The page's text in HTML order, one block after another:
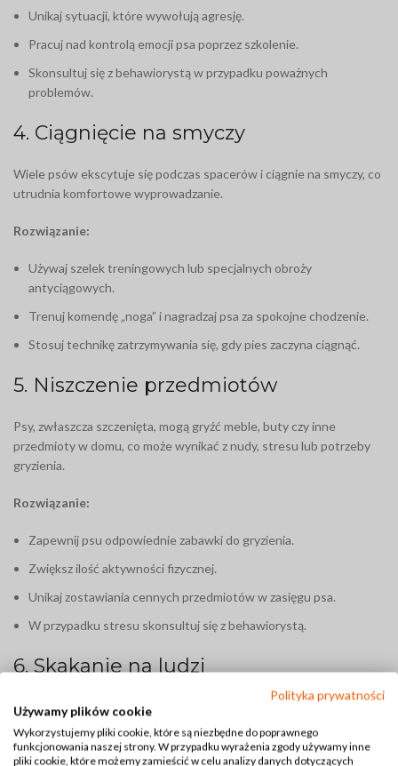
Unikaj sytuacji, które wywołują agresję.
Pracuj nad kontrolą emocji psa poprzez szkolenie.
Skonsultuj się z behawiorystą w przypadku poważnych
problemów.
4. Ciągnięcie na smyczy
Wiele psów ekscytuje się podczas spacerów i ciągnie na smyczy, co
utrudnia komfortowe wyprowadzanie.
Rozwiązanie:
Używaj szelek treningowych lub specjalnych obroży
antyciągowych.
Trenuj komendę „noga” i nagradzaj psa za spokojne chodzenie.
Stosuj technikę zatrzymywania się, gdy pies zaczyna ciągnąć.
5. Niszczenie przedmiotów
Psy, zwłaszcza szczenięta, mogą gryźć meble, buty czy inne
przedmioty w domu, co może wynikać z nudy, stresu lub potrzeby
gryzienia.
Rozwiązanie:
Zapewnij psu odpowiednie zabawki do gryzienia.
Zwiększ ilość aktywności fizycznej.
Unikaj zostawiania cennych przedmiotów w zasięgu psa.
W przypadku stresu skonsultuj się z behawiorystą.
6. Skakanie na ludzi
Niektóre psy witają się z ludźmi poprzez skakanie, co może być
problematyczne, zwłaszcza przy większych rasach.
Polityka prywatności
Używamy plików cookie
Wykorzystujemy pliki cookie, które są niezbędne do poprawnego
funkcjonowania naszej strony. W przypadku wyrażenia zgody używamy inne
pliki cookie, które możemy zamieścić w celu analizy danych dotyczących